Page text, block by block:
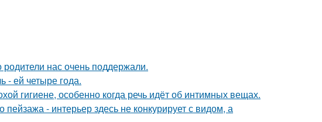
нас очень поддержали.
- ей четыре года.
гигиене, особенно когда речь идёт об интимных вещах.
- интерьер здесь не конкурирует с видом, а